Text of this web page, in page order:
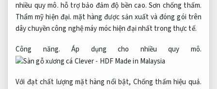
nhiều quy mô. hỗ trợ bảo đảm độ bền cao.Sơn chống thấm.
Thẩm mỹ hiện đại. mặt hàng được sản xuất và đóng gói trên
dây chuyền công nghệ máy móc hiện đại nhất trong thực tế.
Công năng. Áp dụng cho nhiều quy mô.
Với đạt chất lượng mặt hàng nổi bật, Chống thấm hiệu quả.